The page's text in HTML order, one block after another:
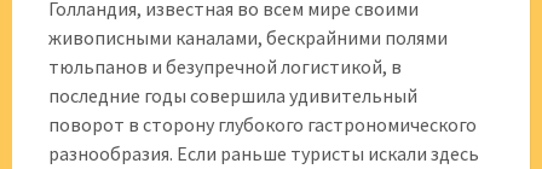
Голландия, известная во всем мире своими
живописными каналами, бескрайними полями
тюльпанов и безупречной логистикой, в
последние годы совершила удивительный
поворот в сторону глубокого гастрономического
разнообразия. Если раньше туристы искали здесь